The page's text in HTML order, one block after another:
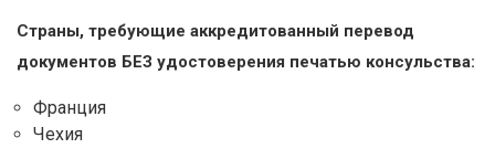
Страны, требующие аккредитованный перевод
документов БЕЗ удостоверения печатью консульства:
Франция
Чехия